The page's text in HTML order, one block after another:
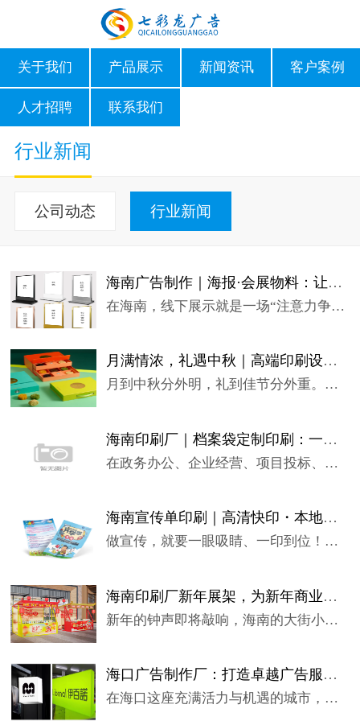
关于我们 产品展示 新闻资讯 客户案例
人才招聘 联系我们
行业新闻
公司动态 行业新闻
海南广告制作｜海报·会展物料：让品牌，在每一个现场被看见
在海南，线下展示就是一场“注意力争夺战”。环岛公路旁，车流呼...
月满情浓，礼遇中秋｜高端印刷设计，让心意更有分量
月到中秋分外明，礼到佳节分外重。在这个讲究“仪式感”的时代，...
海南印刷厂｜档案袋定制印刷：一袋藏规范，一纸显品牌
在政务办公、企业经营、项目投标、人事归档、校园管理中，档案袋...
海南宣传单印刷｜高清快印・本地直发・全城配送
做宣传，就要一眼吸睛、一印到位！海南本土专业印刷厂，专注宣传...
海南印刷厂新年展架，为新年商业添彩助力
新年的钟声即将敲响，海南的大街小巷弥漫着喜庆与热闹的氛围。在...
海口广告制作厂：打造卓越广告服务，开启品牌传播新征程
在海口这座充满活力与机遇的城市，商业的浪潮汹涌澎湃，每一个企...